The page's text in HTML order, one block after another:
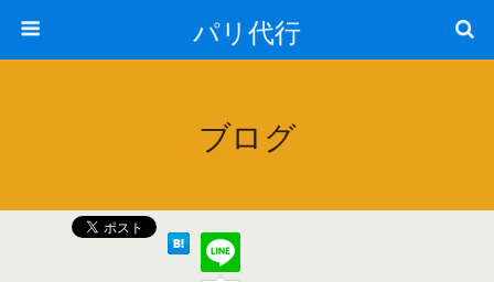
パリ代行
ブログ